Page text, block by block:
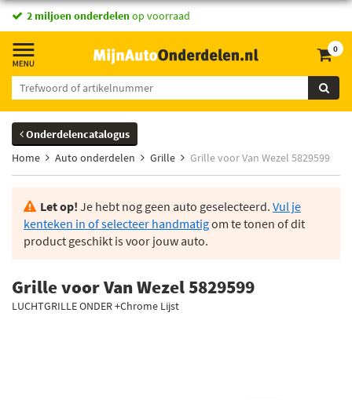
2 miljoen onderdelenop voorraad
0
Onderdelencatalogus
Home
Auto onderdelen Grille Grille voor Van Wezel 5829599
Let op! Je hebt nog geen auto geselecteerd. Vul je
kenteken in of selecteer handmatigom te tonen of dit
product geschikt is voor jouw auto.
Grille voor Van Wezel 5829599
LUCHTGRILLE ONDER +Chrome Lijst